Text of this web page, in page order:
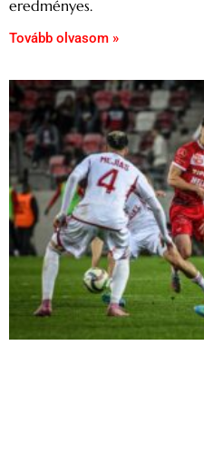
eredményes.
Tovább olvasom »